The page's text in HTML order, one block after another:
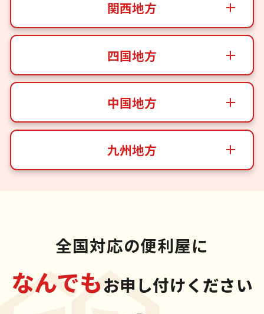
関西地方
四国地方
中国地方
九州地方
全国対応の便利屋に
なんでもお申し付けください